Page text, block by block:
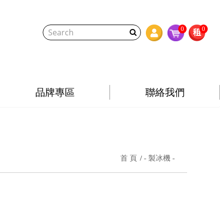
0 0
品牌專區 聯絡我們
首 頁 - 製冰機 -